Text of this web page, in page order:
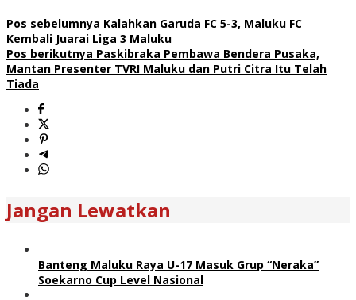
Pos sebelumnya Kalahkan Garuda FC 5-3, Maluku FC
Kembali Juarai Liga 3 Maluku
Pos berikutnya Paskibraka Pembawa Bendera Pusaka,
Mantan Presenter TVRI Maluku dan Putri Citra Itu Telah
Tiada
Jangan Lewatkan
Banteng Maluku Raya U-17 Masuk Grup “Neraka”
Soekarno Cup Level Nasional